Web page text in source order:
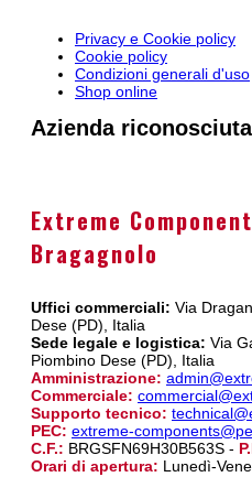
Privacy e Cookie policy
Cookie policy
Condizioni generali d'uso
Shop online
Azienda
Extreme
Bragagnolo
Uffici commerciali: Via
Dese (PD), Italia
Sede legale e logistica: Via
Piombino Dese (PD), Italia
Amministrazione:
Commerciale:
Supporto tecnico:
PEC: extreme-
C.F.: BRGSFN69H30B563S -
Orari di apertura: Lunedì-